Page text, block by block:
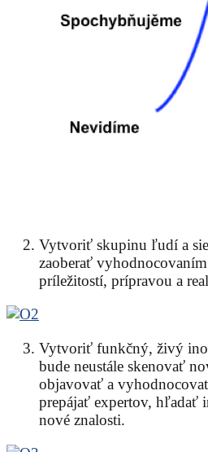
Vytvoriť skupinu ľudí a
zaoberať
príležitostí, prípravou a
Vytvoriť funkčný, živý
bude neustále skenovať
objavovať a
prepájať expertov, hľadať
nové znalosti.